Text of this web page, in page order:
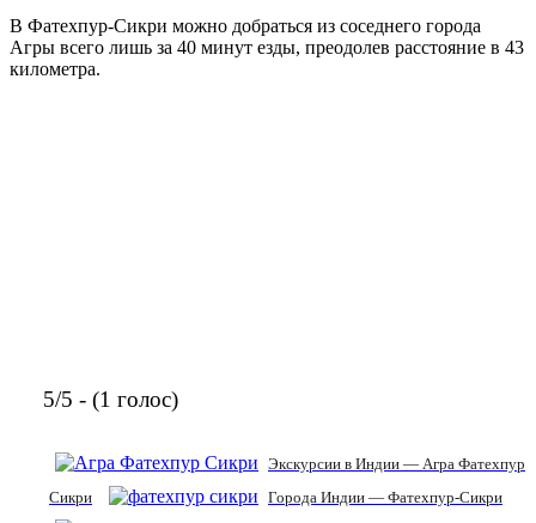
В Фатехпур-Сикри можно добраться из соседнего города
Агры всего лишь за 40 минут езды, преодолев расстояние в 43
километра.
5/5 - (1 голос)
Экскурсии в Индии — Агра Фатехпур
Сикри
Города Индии — Фатехпур-Сикри